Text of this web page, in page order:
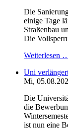
Die
einige Tage
Straßenbau
Die
Weiterlesen
Uni
Mi,
Die
die
ist nun eine